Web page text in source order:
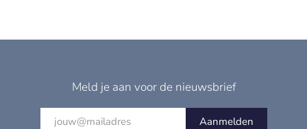
Meld je aan voor de nieuwsbrief
Aanmelden